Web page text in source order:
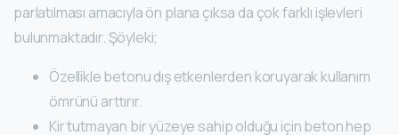
parlatılması amacıyla ön plana çıksa da çok farklı işlevleri
bulunmaktadır. Şöyleki;
Özellikle betonu dış etkenlerden koruyarak kullanım
ömrünü arttırır.
Kir tutmayan bir yüzeye sahip olduğu için beton hep